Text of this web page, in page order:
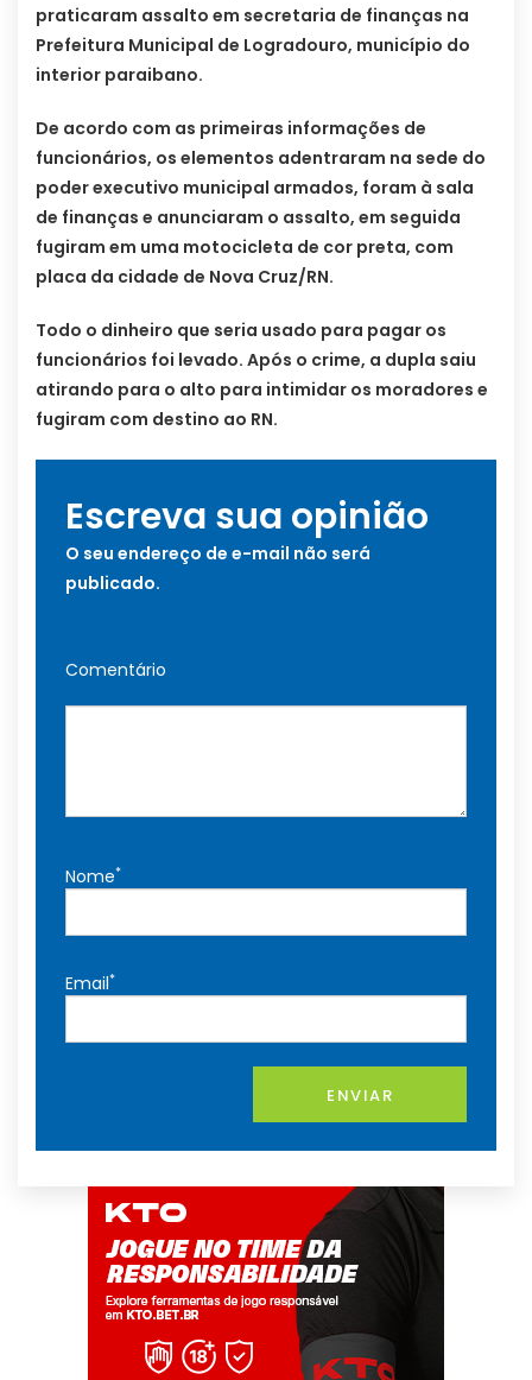
praticaram assalto em secretaria de finanças na
Prefeitura Municipal de Logradouro, município do
interior paraibano.
De acordo com as primeiras informações de
funcionários, os elementos adentraram na sede do
poder executivo municipal armados, foram à sala
de finanças e anunciaram o assalto, em seguida
fugiram em uma motocicleta de cor preta, com
placa da cidade de Nova Cruz/RN.
Todo o dinheiro que seria usado para pagar os
funcionários foi levado. Após o crime, a dupla saiu
atirando para o alto para intimidar os moradores e
fugiram com destino ao RN.
Escreva sua opinião
O seu endereço de e-mail não será
publicado.
Comentário
Nome*
Email*
ENVIAR